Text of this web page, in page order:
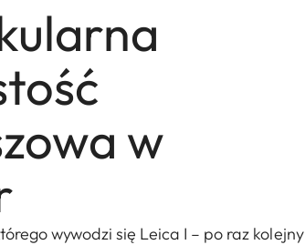
w
wywodzi się Leica I – po raz kolejny